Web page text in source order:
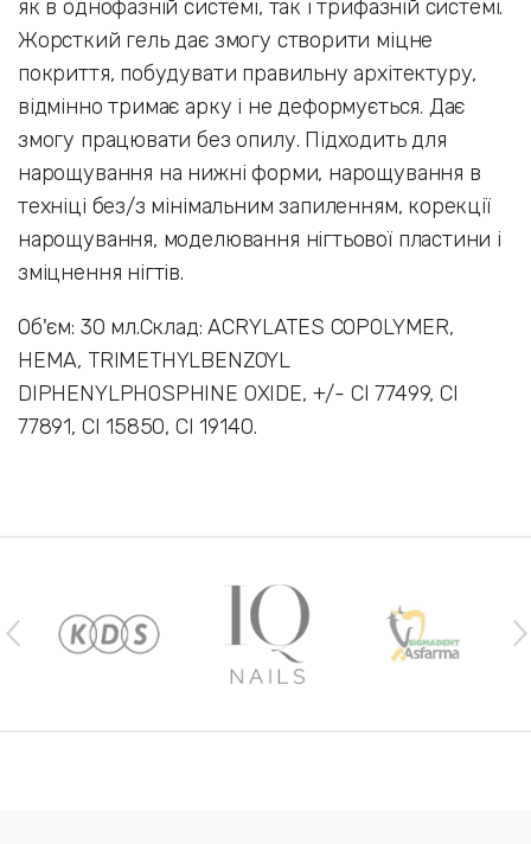
як в однофазній системі, так і трифазній системі.
Жорсткий гель дає змогу створити міцне
покриття, побудувати правильну архітектуру,
відмінно тримає арку і не деформується. Дає
змогу працювати без опилу. Підходить для
нарощування на нижні форми, нарощування в
техніці без/з мінімальним запиленням, корекції
нарощування, моделювання нігтьової пластини і
зміцнення нігтів.
Об'єм: 30 мл.Склад: ACRYLATES COPOLYMER,
HEMA, TRIMETHYLBENZOYL
DIPHENYLPHOSPHINE OXIDE, +/- CI 77499, CI
77891, CI 15850, CI 19140.